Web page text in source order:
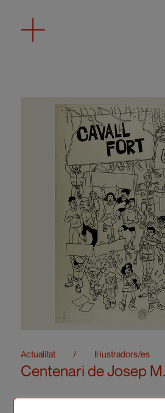
Actualitat / Il·lustradors/es
Centenari de Josep